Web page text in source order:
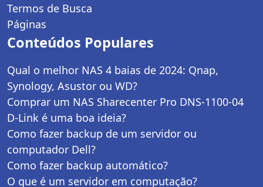
Termos de Busca
Páginas
Conteúdos Populares
Qual o melhor NAS 4 baias de 2024: Qnap,
Synology, Asustor ou WD?
Comprar um NAS Sharecenter Pro DNS-1100-04
D-Link é uma boa ideia?
Como fazer backup de um servidor ou
computador Dell?
Como fazer backup automático?
O que é um servidor em computação?